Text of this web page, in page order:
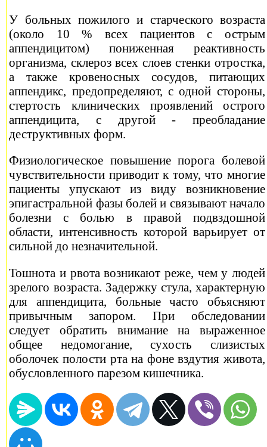
У больных пожилого и старческого возраста
(около 10 % всех пациентов с острым
аппендицитом) пониженная реактивность
организма, склероз всех слоев стенки отростка,
а также кровеносных сосудов, питающих
аппендикс, предопределяют, с одной стороны,
стертость клинических проявлений острого
аппендицита, с другой - преобладание
деструктивных форм.
Физиологическое повышение порога болевой
чувствительности приводит к тому, что многие
пациенты упускают из виду возникновение
эпигастральной фазы болей и связывают начало
болезни с болью в правой подвздошной
области, интенсивность которой варьирует от
сильной до незначительной.
Тошнота и рвота возникают реже, чем у людей
зрелого возраста. Задержку стула, характерную
для аппендицита, больные часто объясняют
привычным запором. При обследовании
следует обратить внимание на выраженное
общее недомогание, сухость слизистых
оболочек полости рта на фоне вздутия живота,
обусловленного парезом кишечника.